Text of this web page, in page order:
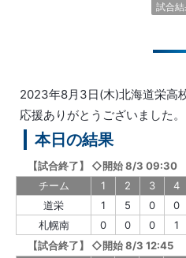
試合
2023年8月3日(木)北海道栄高
応援ありがとうございました。
本日の結果
【試合終了】
◇開始 8/3 09:30
チーム
1 2 3 4
道栄
1 5 0 0
札幌南
0 0 0 1
【試合終了】
◇開始 8/3 12:45